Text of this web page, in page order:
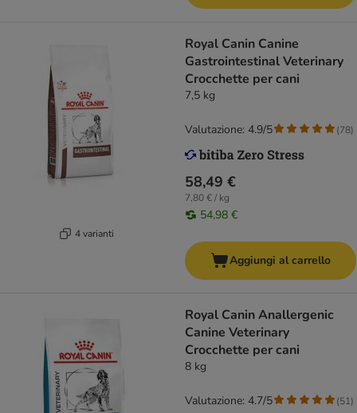
4 varianti
Royal Canin Canine
Gastrointestinal Veterinary
Crocchette per cani
7,5 kg
58,49 €
7,80 € / kg
54,98 €
Valutazione: 4.9/5 (78)
Aggiungi al carrello
Royal Canin Anallergenic
Canine Veterinary
Crocchette per cani
8 kg
Valutazione: 4.7/5 (51)